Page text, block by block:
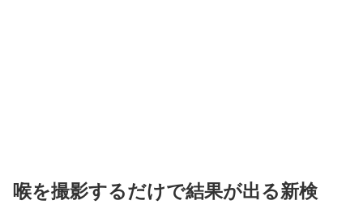
喉を撮影するだけで結果が出る新検